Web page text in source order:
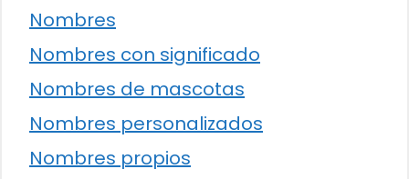
Nombres
Nombres con significado
Nombres de mascotas
Nombres personalizados
Nombres propios